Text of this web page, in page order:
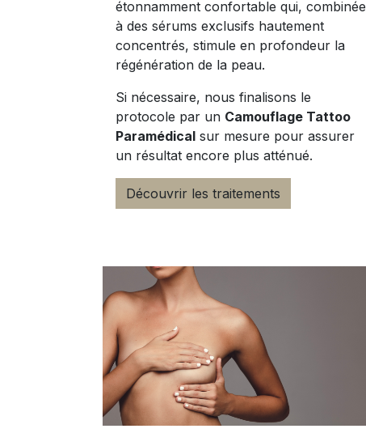
étonnamment confortable qui, combinée
à des sérums exclusifs hautement
concentrés, stimule en profondeur la
régénération de la peau.
Si nécessaire, nous finalisons le
protocole par un Camouflage Tattoo
Paramédical sur mesure pour assurer
un résultat encore plus atténué.
Découvrir les traitements